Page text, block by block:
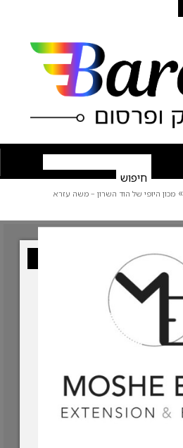
» מכון היופי של הוד השרון – משה עזרא
עסק מומלץ